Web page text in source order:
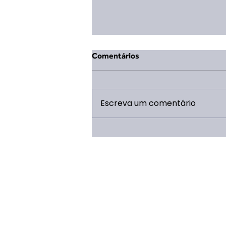
Mudança na Coordenação
Comentários
Escreva um comentário